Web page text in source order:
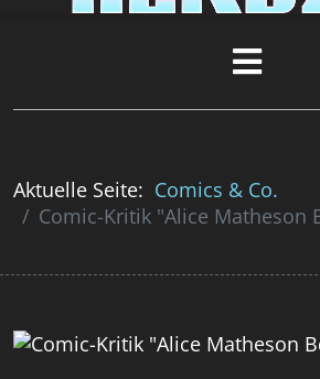
Aktuelle Seite: Comics & Co.
Comic-Kritik "Alice Matheson